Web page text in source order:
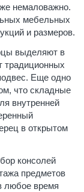
немаловажно.
мебельных
и размеров.
выделяют в
традиционных
Еще одно
что складные
внутренней
в открытом
консолей
предметов
любое время